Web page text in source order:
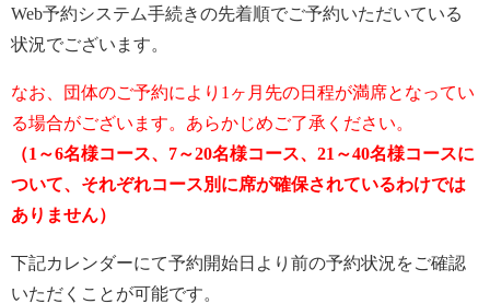
Web予約システム手続きの先着順でご予約いただいている
状況でございます。
なお、団体のご予約により1ヶ月先の日程が満席となってい
る場合がございます。あらかじめご了承ください。
（1～6名様コース、7～20名様コース、21～40名様コースに
ついて、それぞれコース別に席が確保されているわけでは
ありません）
下記カレンダーにて予約開始日より前の予約状況をご確認
いただくことが可能です。